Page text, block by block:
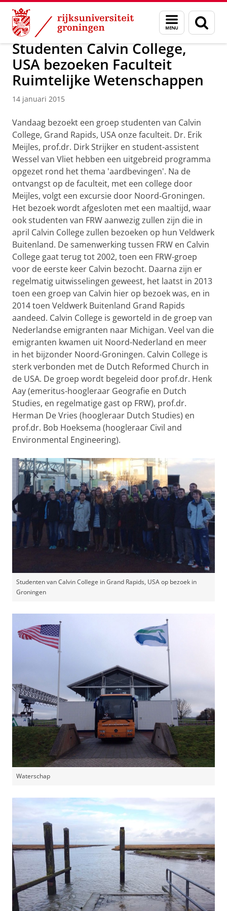
Skip
Content
Skip
Navigation
Menu
en
zoeken
Over ons Actueel Nieuws Nieuwsberichten
Studenten Calvin College,
USA bezoeken Faculteit
Ruimtelijke Wetenschappen
14 januari 2015
Vandaag bezoekt een groep studenten van Calvin
College, Grand Rapids, USA onze faculteit. Dr. Erik
Meijles, prof.dr. Dirk Strijker en student-assistent
Wessel van Vliet hebben een uitgebreid programma
opgezet rond het thema 'aardbevingen'. Na de
ontvangst op de faculteit, met een college door
Meijles, volgt een excursie door Noord-Groningen.
Het bezoek wordt afgesloten met een maaltijd, waar
ook studenten van FRW aanwezig zullen zijn die in
april Calvin College zullen bezoeken op hun Veldwerk
Buitenland. De samenwerking tussen FRW en Calvin
College gaat terug tot 2002, toen een FRW-groep
voor de eerste keer Calvin bezocht. Daarna zijn er
regelmatig uitwisselingen geweest, het laatst in 2013
toen een groep van Calvin hier op bezoek was, en in
2014 toen Veldwerk Buitenland Grand Rapids
aandeed. Calvin College is geworteld in de groep van
Nederlandse emigranten naar Michigan. Veel van die
emigranten kwamen uit Noord-Nederland en meer
in het bijzonder Noord-Groningen. Calvin College is
sterk verbonden met de Dutch Reformed Church in
de USA. De groep wordt begeleid door prof.dr. Henk
Aay (emeritus-hoogleraar Geografie en Dutch
Studies, en regelmatige gast op FRW), prof.dr.
Herman De Vries (hoogleraar Dutch Studies) en
prof.dr. Bob Hoeksema (hoogleraar Civil and
Environmental Engineering).
Studenten van Calvin College in Grand Rapids, USA op bezoek in
Groningen
Waterschap